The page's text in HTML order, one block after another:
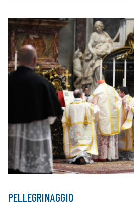
PELLEGRINAGGIO